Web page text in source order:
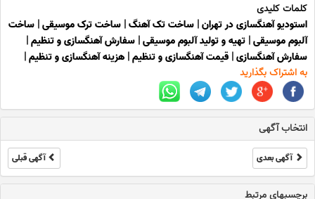
کلمات کلیدی
استودیو آهنگسازی در تهران| ساخت تک آهنگ| ساخت ترک موسیقی| ساخت
آلبوم موسیقی| تهیه و تولید آلبوم موسیقی| سفارش آهنگسازی و تنظیم|
سفارش آهنگسازی| قیمت آهنگسازی و تنظیم| هزینه آهنگسازی و تنظیم|
به اشتراک بگذارید
انتخاب آگهی
آگهی بعدی آگهی قبلی
برچسبهای مرتبط